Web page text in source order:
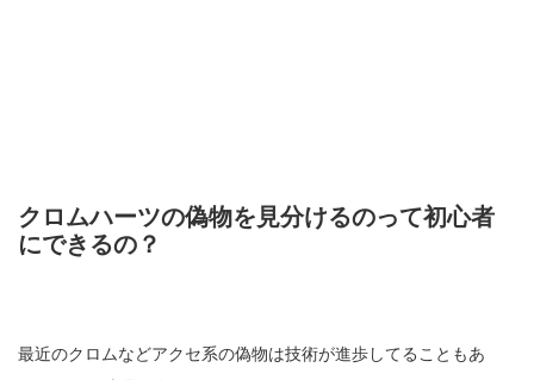
クロムハーツの偽物を見分けるのって初心者
にできるの？
最近のクロムなどアクセ系の偽物は技術が進歩してることもあ